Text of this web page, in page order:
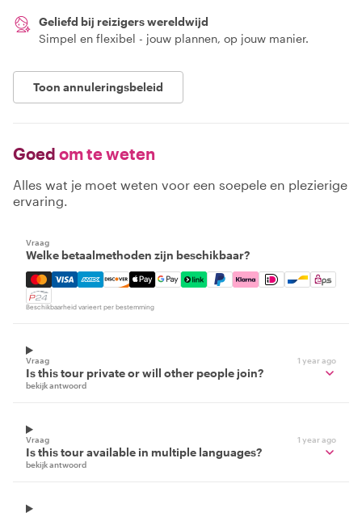
Geliefd bij reizigers wereldwijd
Simpel en flexibel - jouw plannen, op jouw manier.
Toon annuleringsbeleid
Goed om te weten
Alles wat je moet weten voor een soepele en plezierige
ervaring.
Vraag
Welke betaalmethoden zijn beschikbaar?
Mastercard, Visa, Amex, Discover, Apple Pay, Google
Beschikbaarheid varieert per bestemming
Vraag 1 year ago
Is this tour private or will other people join?
bekijk antwoord
Vraag 1 year ago
Is this tour available in multiple languages?
bekijk antwoord